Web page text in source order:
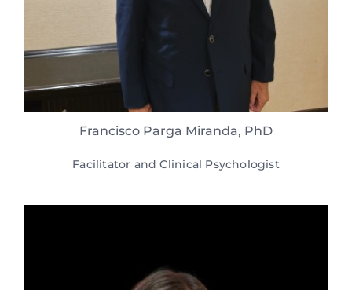
Francisco Parga Miranda, PhD
Facilitator and Clinical Psychologist